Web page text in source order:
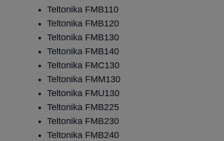
Teltonika FMB110
Teltonika FMB120
Teltonika FMB130
Teltonika FMB140
Teltonika FMC130
Teltonika FMM130
Teltonika FMU130
Teltonika FMB225
Teltonika FMB230
Teltonika FMB240